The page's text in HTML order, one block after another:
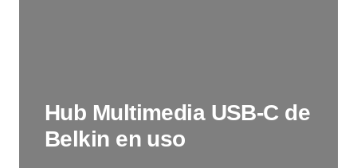
Hub Multimedia USB-C de
Belkin en uso